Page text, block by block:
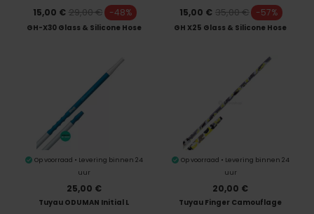
15,00 € 29,00 € -48%
GH-X30 Glass & Silicone Hose
15,00 € 35,00 € -57%
GH X25 Glass & Silicone Hose
Op voorraad • Levering binnen 24
uur
25,00 €
Tuyau ODUMAN Initial L
Op voorraad • Levering binnen 24
uur
20,00 €
Tuyau Finger Camouflage